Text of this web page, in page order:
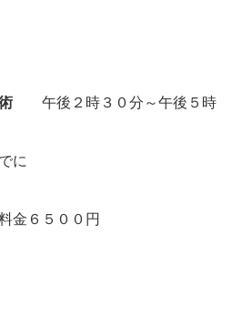
術 午後２時３０分～午後５時
に
金６５００円